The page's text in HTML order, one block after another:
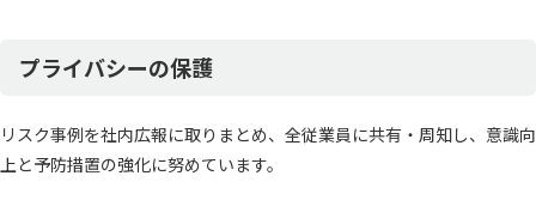
プライバシーの保護
リスク事例を社内広報に取りまとめ、全従業員に共有・周知し、意識向
上と予防措置の強化に努めています。